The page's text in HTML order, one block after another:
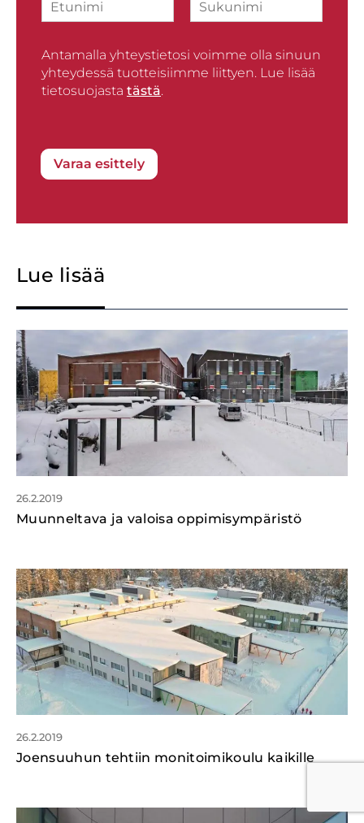
s
i
*
*
r
s
t
s
t
Antamalla yhteystietosi voimme olla sinuun
yhteydessä tuotteisiimme liittyen. Lue lisää
tietosuojasta tästä.
Varaa esittely
Lue lisää
26.2.2019
Muunneltava ja valoisa oppimisympäristö
26.2.2019
Joensuuhun tehtiin monitoimikoulu kaikille